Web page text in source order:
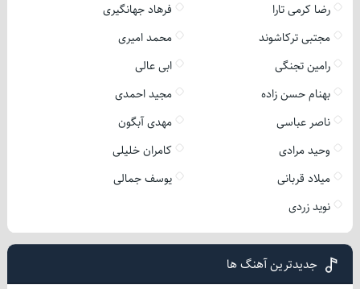
رضا کرمی تارا
فرهاد جهانگیری
مجتبی ترکاشوند
محمد امیری
رامین تجنگی
ابی عالی
بهنام حسن زاده
مجید احمدی
ناصر عباسی
مهدی آبگون
وحید مرادی
کامران خلیلی
میلاد قربانی
یوسف جمالی
نوید زردی
جدیدترین آهنگ ها